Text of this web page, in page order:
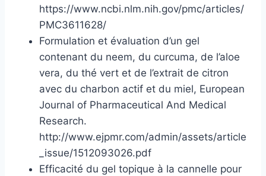
https://www.ncbi.nlm.nih.gov/pmc/articles/
PMC3611628/
Formulation et évaluation d’un gel
contenant du neem, du curcuma, de l’aloe
vera, du thé vert et de l’extrait de citron
avec du charbon actif et du miel, European
Journal of Pharmaceutical And Medical
Research.
http://www.ejpmr.com/admin/assets/article
_issue/1512093026.pdf
Efficacité du gel topique à la cannelle pour